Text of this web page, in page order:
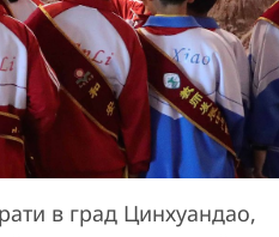
в град Цинхуандао,